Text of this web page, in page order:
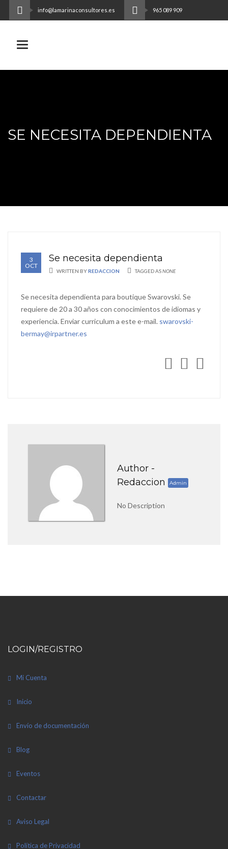
info@lamarinaconsultores.es 965 089 909
Toggle navigation
SE NECESITA DEPENDIENTA
3
OCT
Se necesita dependienta
WRITTEN BYREDACCION TAGGED ASNONE
Se necesita dependienta para boutique Swarovski. Se
requiere de 20 a 30 años con conocimientos de idiomas y
experiencia. Enviar curriculum a este e-mail. swarovski-
bermay@irpartner.es
Author -
Redaccion
Admin
No Description
LOGIN/REGISTRO
Mi Cuenta
Inicio
Envío de documentación
Blog
Eventos
Contactar
Aviso Legal
Política de Privacidad